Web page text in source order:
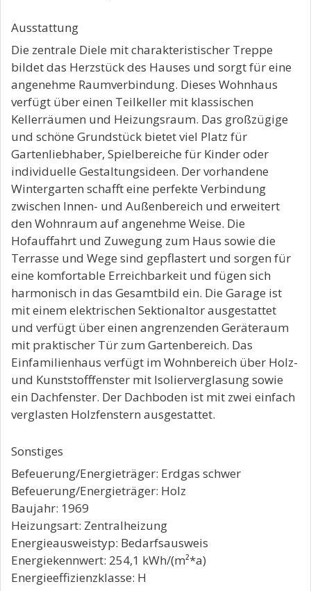
Ausstattung
Die zentrale Diele mit charakteristischer Treppe
bildet das Herzstück des Hauses und sorgt für eine
angenehme Raumverbindung. Dieses Wohnhaus
verfügt über einen Teilkeller mit klassischen
Kellerräumen und Heizungsraum. Das großzügige
und schöne Grundstück bietet viel Platz für
Gartenliebhaber, Spielbereiche für Kinder oder
individuelle Gestaltungsideen. Der vorhandene
Wintergarten schafft eine perfekte Verbindung
zwischen Innen- und Außenbereich und erweitert
den Wohnraum auf angenehme Weise. Die
Hofauffahrt und Zuwegung zum Haus sowie die
Terrasse und Wege sind gepflastert und sorgen für
eine komfortable Erreichbarkeit und fügen sich
harmonisch in das Gesamtbild ein. Die Garage ist
mit einem elektrischen Sektionaltor ausgestattet
und verfügt über einen angrenzenden Geräteraum
mit praktischer Tür zum Gartenbereich. Das
Einfamilienhaus verfügt im Wohnbereich über Holz-
und Kunststofffenster mit Isolierverglasung sowie
ein Dachfenster. Der Dachboden ist mit zwei einfach
verglasten Holzfenstern ausgestattet.
Sonstiges
Befeuerung/Energieträger: Erdgas schwer
Befeuerung/Energieträger: Holz
Baujahr: 1969
Heizungsart: Zentralheizung
Energieausweistyp: Bedarfsausweis
Energiekennwert: 254,1 kWh/(m²*a)
Energieeffizienzklasse: H